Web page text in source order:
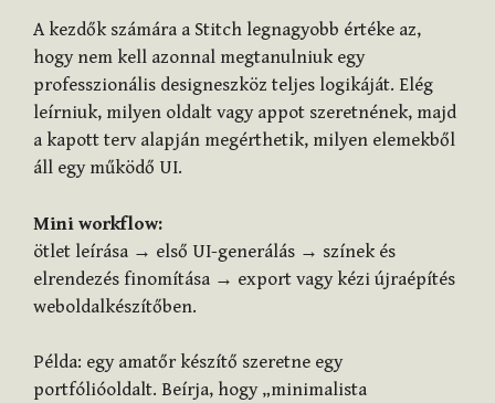
A kezdők számára a Stitch legnagyobb értéke az,
hogy nem kell azonnal megtanulniuk egy
professzionális designeszköz teljes logikáját. Elég
leírniuk, milyen oldalt vagy appot szeretnének, majd
a kapott terv alapján megérthetik, milyen elemekből
áll egy működő UI.
Mini workflow:
ötlet leírása → első UI-generálás → színek és
elrendezés finomítása → export vagy kézi újraépítés
weboldalkészítőben.
Példa: egy amatőr készítő szeretne egy
portfólióoldalt. Beírja, hogy „minimalista